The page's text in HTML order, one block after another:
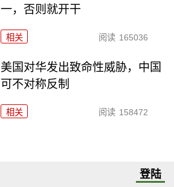
一，否则就开干
相关 阅读 165036
美国对华发出致命性威胁，中国
可不对称反制
相关 阅读 158472
登陆